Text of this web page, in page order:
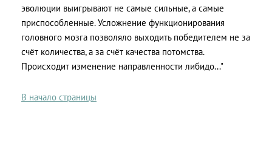
эволюции выигрывают не самые сильные, а самые
приспособленные. Усложнение функционирования
головного мозга позволяло выходить победителем не за
счёт количества, а за счёт качества потомства.
Происходит изменение направленности либидо..."
В начало страницы